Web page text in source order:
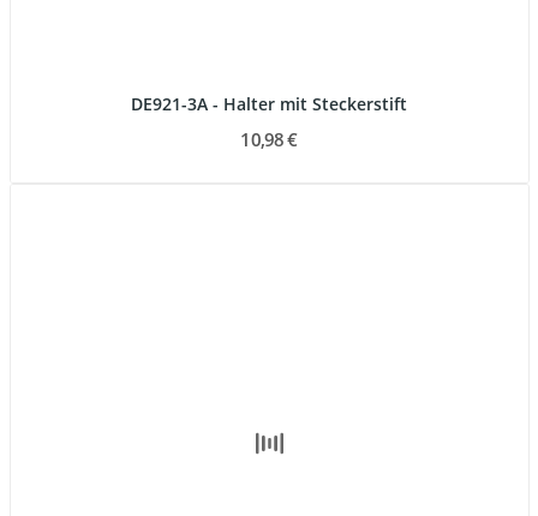
DE921-3A - Halter mit Steckerstift
10,98 €